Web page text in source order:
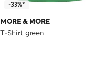
-33%*
MORE & MORE
T-Shirt green